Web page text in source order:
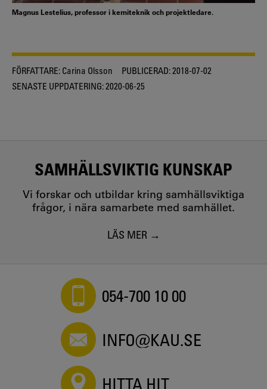
Magnus Lestelius, professor i kemiteknik och projektledare.
FÖRFATTARE: Carina Olsson PUBLICERAD:2018-07-02
SENASTE UPPDATERING:2020-06-25
SAMHÄLLSVIKTIG KUNSKAP
Vi forskar och utbildar kring samhällsviktiga
frågor, i nära samarbete med samhället.
LÄS MER
054-700 10 00
INFO@KAU.SE
HITTA HIT